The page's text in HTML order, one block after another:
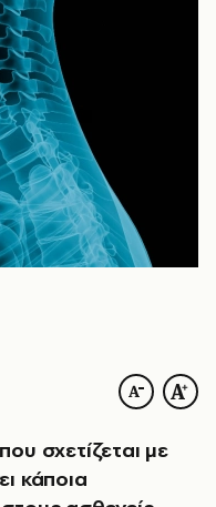
σχετίζεται με
κάποια